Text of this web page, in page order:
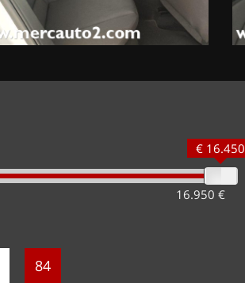
16.950 €
€ 16.450
84